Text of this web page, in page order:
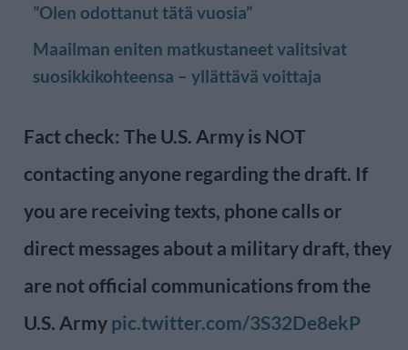
”Olen odottanut tätä vuosia”
Maailman eniten matkustaneet valitsivat
suosikkikohteensa – yllättävä voittaja
Fact check: The U.S. Army is NOT
contacting anyone regarding the draft. If
you are receiving texts, phone calls or
direct messages about a military draft, they
are not official communications from the
U.S. Army pic.twitter.com/3S32De8ekP